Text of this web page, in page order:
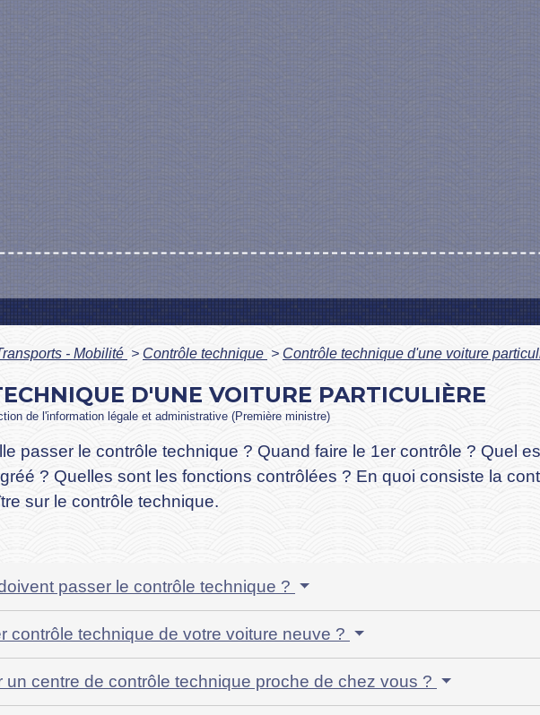
- Mobilité > Contrôle technique > Contrôle technique d'une voiture
D'UNE VOITURE PARTICULIÈRE
de l'information légale et administrative (Première ministre)
passer le contrôle technique ? Quand faire le 1er contrôle ? Quel
? Quelles sont les fonctions contrôlées ? En quoi consiste la
sur le contrôle technique.
passer le contrôle technique ?
contrôle technique de votre voiture neuve ?
un centre de contrôle technique proche de chez vous ?